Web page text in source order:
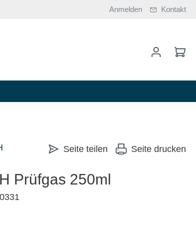
Anmelden Kontakt
Seite teilen Seite drucken
Prüfgas 250ml